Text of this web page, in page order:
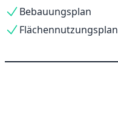
Bebauungsplan
Flächennutzungsplan